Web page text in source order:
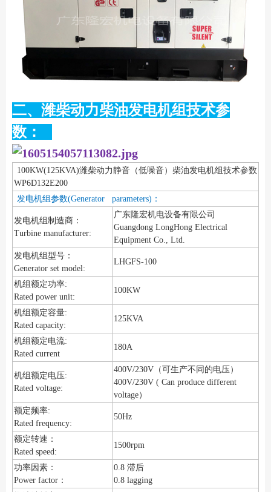
二、潍柴动力柴油发电机组技术参
数：
100KW(125KVA)潍柴动力静音（低噪音）柴油发电机组技术参数
WP6D132E200
发电机组参数(Generator parameters)：
发电机组制造商：
Turbine manufacturer:
广东隆宏机电设备有限公司
Guangdong LongHong Electrical
Equipment Co., Ltd.
发电机组型号：
Generator set model:
LHGFS-100
机组额定功率:
Rated power unit:
100KW
机组额定容量:
Rated capacity:
125KVA
机组额定电流:
Rated current
180A
机组额定电压:
Rated voltage:
400V/230V（可生产不同的电压）
400V/230V ( Can produce different
voltage）
额定频率:
Rated frequency:
50Hz
额定转速：
Rated speed:
1500rpm
功率因素：
Power factor：
0.8 滞后
0.8 lagging